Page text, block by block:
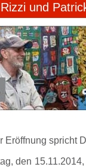
und
Eröffnung spricht
den